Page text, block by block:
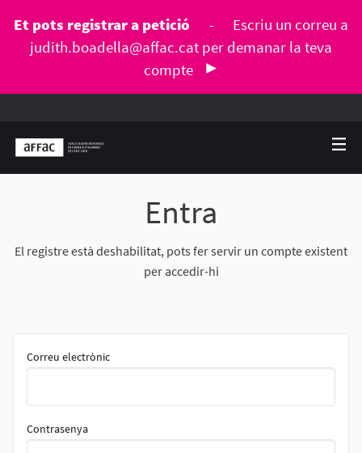
Et pots registrar a petició -
Escriu un correu a
judith.boadella@affac.cat per demanar la teva
compte
Entra
El registre està deshabilitat, pots fer servir un compte existent
per accedir-hi
Correu electrònic
Contrasenya